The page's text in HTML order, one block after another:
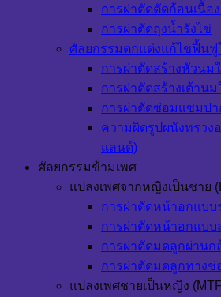
การผ่าตัดตัดก้อนเนื้อ
การผ่าตัดถุงน้ำรังไข่
ศัลยกรรมตกแต่งแก้ไขฟื้นฟู
การผ่าตัดสร้างหัวนม
การผ่าตัดสร้างเต้าน
การผ่าตัดซ่อมแซมปา
ความผิดรูปผนังทรวง
แลนด์)
ศัลยกรรมข้ามเพศ
แปลงเพศจากหญิงเป็นชาย
การผ่าตัดหน้าอกแบ
การผ่าตัดหน้าอกแบบ
การผ่าตัดมดลูกผ่านก
การผ่าตัดมดลูกทางช่
แปลงเพศชายเป็นหญิง